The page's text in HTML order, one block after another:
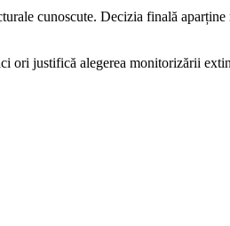
cunoscute. Decizia finală
ori justifică alegerea monitorizării